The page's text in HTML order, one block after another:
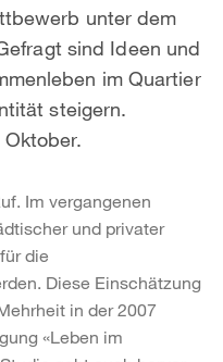
unter dem
sind Ideen und
im Quartier
steigern.
Im vergangenen
und privater
die
Diese Einschätzung
in der 2007
«Leben im